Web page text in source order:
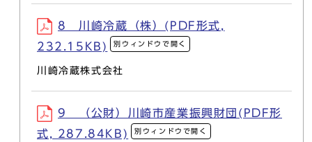
8 川崎冷蔵（株）(PDF形式,
232.15KB)
別ウィンドウで開く
川崎冷蔵株式会社
9 （公財）川崎市産業振興財団(PDF形
式, 287.84KB)
別ウィンドウで開く